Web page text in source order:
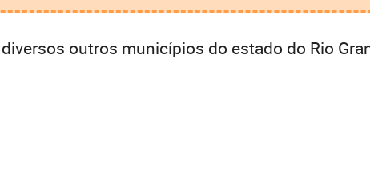
outros municípios do estado do Rio